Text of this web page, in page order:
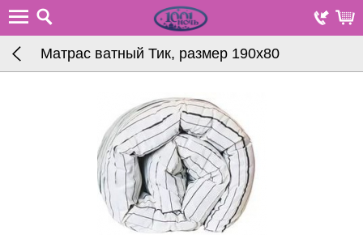
Матрас ватный Тик, размер 190х80